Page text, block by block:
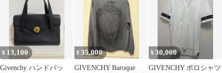
¥ 13,100
Givenchy ハンドバッ
¥35,000
GIVENCHY Baroque
¥30,000
GIVENCHY ポロシャツ